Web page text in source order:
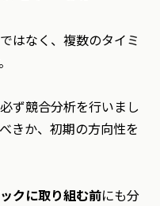
はなく、複数のタイミ
ず競合分析を行いまし
きか、初期の方向性を
クに取り組む前にも分